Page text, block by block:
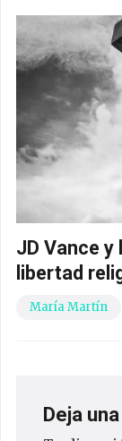
JD Vance
libertad
María Martín
Deja